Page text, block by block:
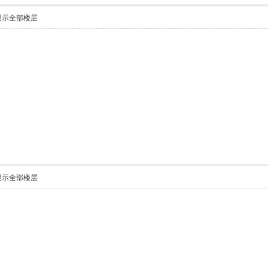
示全部楼层
示全部楼层